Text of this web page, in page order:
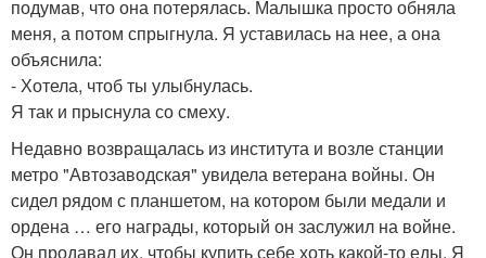
подумав, что она потерялась. Малышка просто обняла
меня, а потом спрыгнула. Я уставилась на нее, а она
объяснила:
- Хотела, чтоб ты улыбнулась.
Я так и прыснула со смеху.
Недавно возвращалась из института и возле станции
метро "Автозаводская" увидела ветерана войны. Он
сидел рядом с планшетом, на котором были медали и
ордена … его награды, который он заслужил на войне.
Он продавал их, чтобы купить себе хоть какой-то еды. Я